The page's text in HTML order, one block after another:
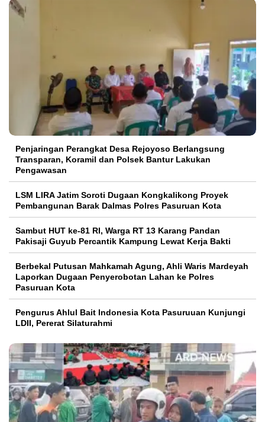
Penjaringan Perangkat Desa Rejoyoso Berlangsung
Transparan, Koramil dan Polsek Bantur Lakukan
Pengawasan
LSM LIRA Jatim Soroti Dugaan Kongkalikong Proyek
Pembangunan Barak Dalmas Polres Pasuruan Kota
Sambut HUT ke-81 RI, Warga RT 13 Karang Pandan
Pakisaji Guyub Percantik Kampung Lewat Kerja Bakti
Berbekal Putusan Mahkamah Agung, Ahli Waris Mardeyah
Laporkan Dugaan Penyerobotan Lahan ke Polres
Pasuruan Kota
Pengurus Ahlul Bait Indonesia Kota Pasuruuan Kunjungi
LDII, Pererat Silaturahmi